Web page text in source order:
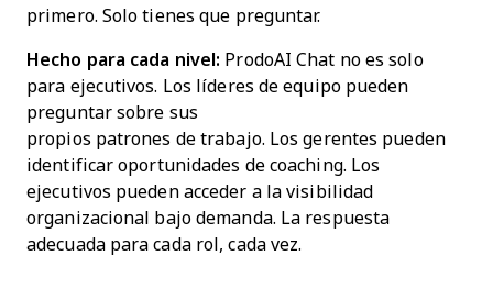
primero. Solo tienes que preguntar.
Hecho para cada nivel: ProdoAI Chat no es solo
para ejecutivos. Los líderes de equipo pueden
preguntar sobre sus
propios patrones de trabajo. Los gerentes pueden
identificar oportunidades de coaching. Los
ejecutivos pueden acceder a la visibilidad
organizacional bajo demanda. La respuesta
adecuada para cada rol, cada vez.